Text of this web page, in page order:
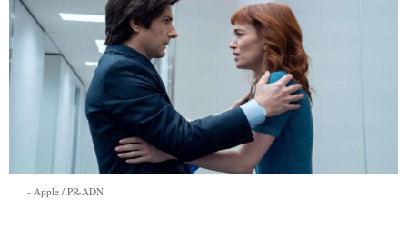
Apple / PR-ADN